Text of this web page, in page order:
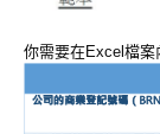
你需要在Excel檔案